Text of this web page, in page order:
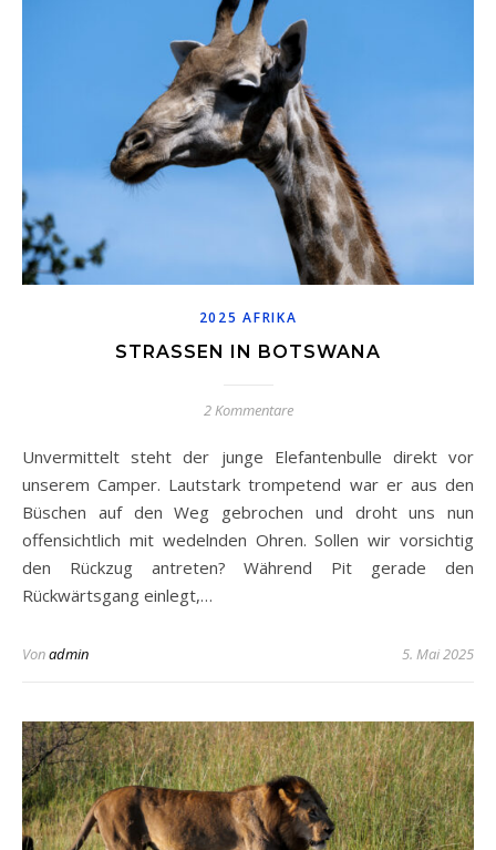
2025 AFRIKA
STRASSEN IN BOTSWANA
2 Kommentare
Unvermittelt steht der junge Elefantenbulle direkt vor
unserem Camper. Lautstark trompetend war er aus den
Büschen auf den Weg gebrochen und droht uns nun
offensichtlich mit wedelnden Ohren. Sollen wir vorsichtig
den Rückzug antreten? Während Pit gerade den
Rückwärtsgang einlegt,…
Vonadmin 5. Mai 2025